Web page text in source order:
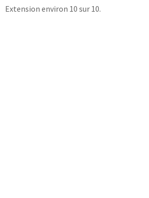
Extension environ 10 sur 10.